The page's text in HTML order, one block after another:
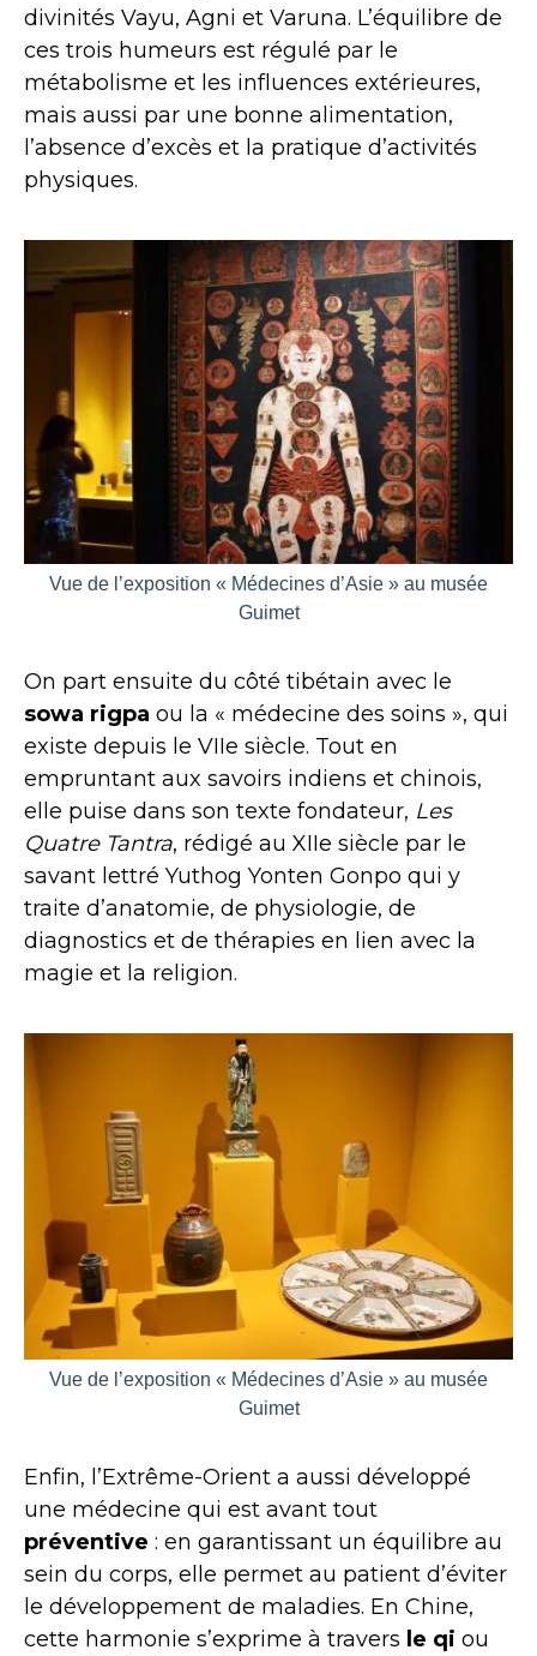
divinités Vayu, Agni et Varuna. L’équilibre de
ces trois humeurs est régulé par le
métabolisme et les influences extérieures,
mais aussi par une bonne alimentation,
l’absence d’excès et la pratique d’activités
physiques.
Vue de l’exposition « Médecines d’Asie » au musée
Guimet
On part ensuite du côté tibétain avec le
sowa rigpa ou la « médecine des soins », qui
existe depuis le VIIe siècle. Tout en
empruntant aux savoirs indiens et chinois,
elle puise dans son texte fondateur, Les
Quatre Tantra, rédigé au XIIe siècle par le
savant lettré Yuthog Yonten Gonpo qui y
traite d’anatomie, de physiologie, de
diagnostics et de thérapies en lien avec la
magie et la religion.
Vue de l’exposition « Médecines d’Asie » au musée
Guimet
Enfin, l’Extrême-Orient a aussi développé
une médecine qui est avant tout
préventive : en garantissant un équilibre au
sein du corps, elle permet au patient d’éviter
le développement de maladies. En Chine,
cette harmonie s’exprime à travers le qi ou